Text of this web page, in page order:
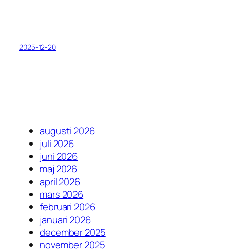
2025-12-20
augusti 2026
juli 2026
juni 2026
maj 2026
april 2026
mars 2026
februari 2026
januari 2026
december 2025
november 2025